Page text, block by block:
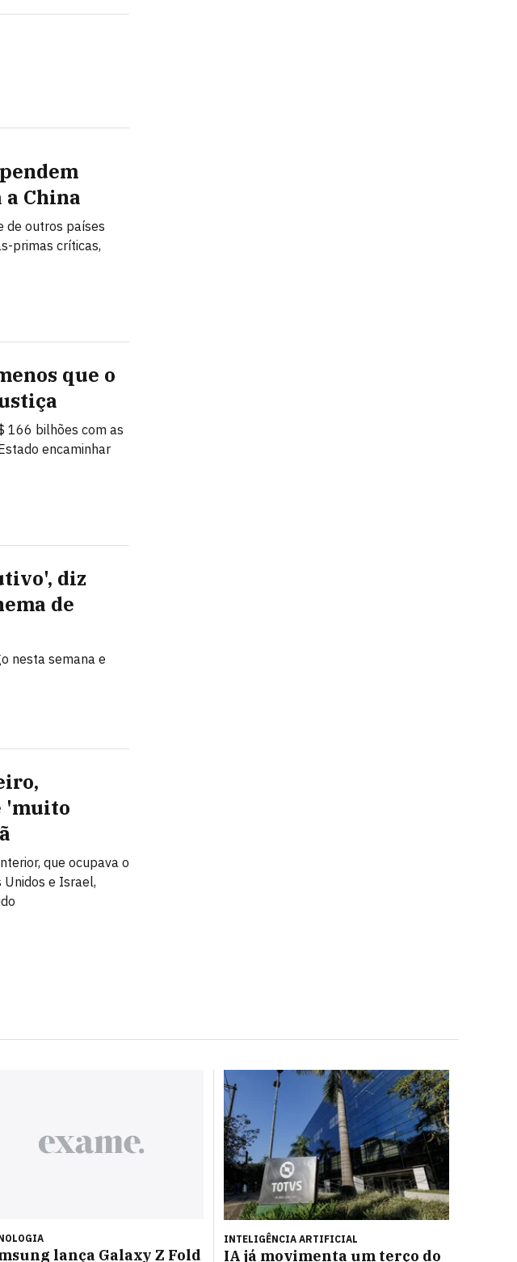
a China
de outros países
primas críticas,
que o
166 bilhões com as
encaminhar
diz
de
nesta semana e
'muito
que ocupava o
e Israel,
lança Galaxy Z Fold
INTELIGÊNCIA ARTIFICIAL
IA já movimenta um terço do